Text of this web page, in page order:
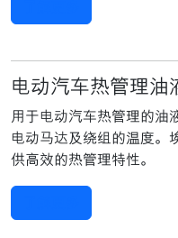
电动汽车热管理油
用于电动汽车热管理的油
电动马达及绕组的温度。
供高效的热管理特性。